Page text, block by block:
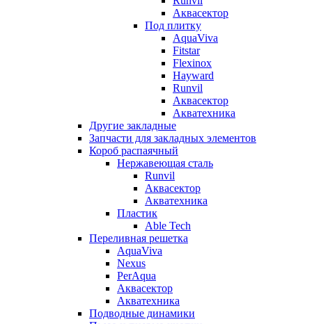
Аквасектор
Под плитку
AquaViva
Fitstar
Flexinox
Hayward
Runvil
Аквасектор
Акватехника
Другие закладные
Запчасти для закладных элементов
Короб распаячный
Нержавеющая сталь
Runvil
Аквасектор
Акватехника
Пластик
Able Tech
Переливная решетка
AquaViva
Nexus
PerAqua
Аквасектор
Акватехника
Подводные динамики